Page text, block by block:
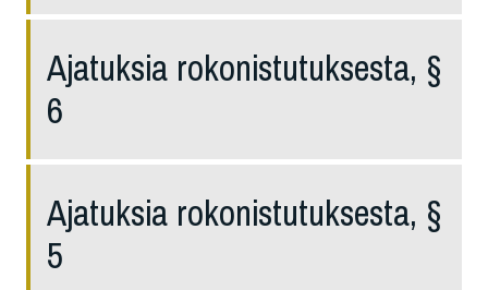
Ajatuksia rokonistutuksesta, §
6
Ajatuksia rokonistutuksesta, §
5